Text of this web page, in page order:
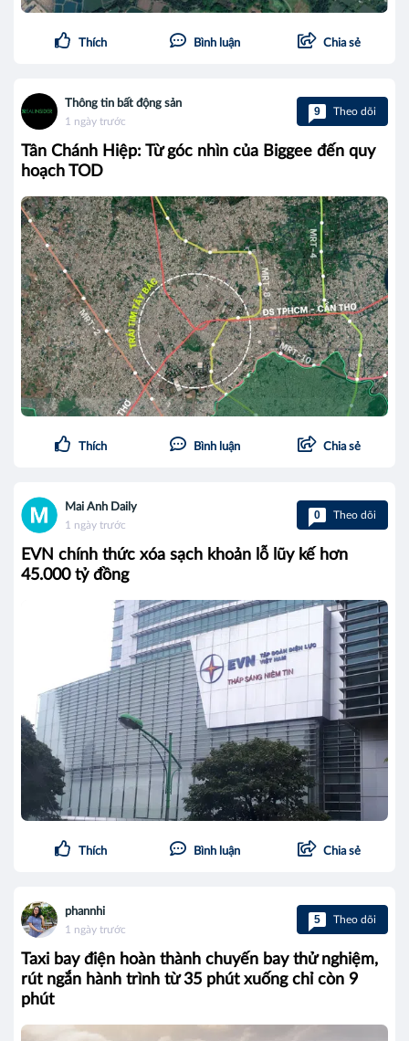
Thích Bình luận Chia sẻ
Thông tin bất động sản
1 ngày trước
9 Theo dõi
Tân Chánh Hiệp: Từ góc nhìn của Biggee đến quy
hoạch TOD
Thích Bình luận Chia sẻ
Mai Anh Daily
1 ngày trước
0 Theo dõi
EVN chính thức xóa sạch khoản lỗ lũy kế hơn
45.000 tỷ đồng
Thích Bình luận Chia sẻ
phannhi
1 ngày trước
5 Theo dõi
Taxi bay điện hoàn thành chuyến bay thử nghiệm,
rút ngắn hành trình từ 35 phút xuống chỉ còn 9
phút